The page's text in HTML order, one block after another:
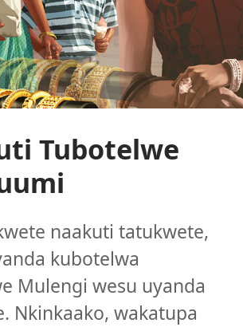
Tubotelwe
naakuti tatukwete,
kubotelwa
Mulengi wesu uyanda
Nkinkaako, wakatupa